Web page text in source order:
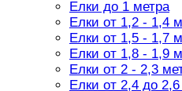
Елки до 1 метра
Елки от 1,2 - 1,4
Елки от 1,5 - 1,7
Елки от 1,8 - 1,9
Елки от 2 - 2,3
Елки от 2,4 до